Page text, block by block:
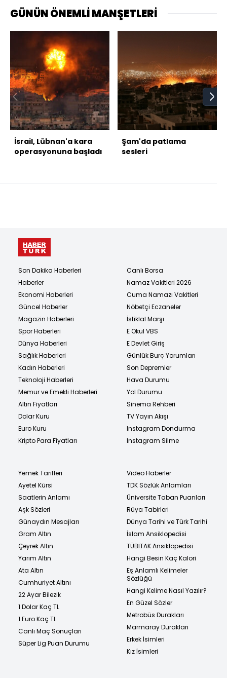
GÜNÜN ÖNEMLİ MANŞETLERİ
İsrail, Lübnan'a kara
operasyonuna başladı
Şam'da patlama
sesleri
Son Dakika Haberleri
Haberler
Ekonomi Haberleri
Güncel Haberler
Magazin Haberleri
Spor Haberleri
Dünya Haberleri
Sağlık Haberleri
Kadın Haberleri
Teknoloji Haberleri
Memur ve Emekli Haberleri
Altın Fiyatları
Dolar Kuru
Euro Kuru
Kripto Para Fiyatları
Canlı Borsa
Namaz Vakitleri 2026
Cuma Namazı Vakitleri
Nöbetçi Eczaneler
İstiklal Marşı
E Okul VBS
E Devlet Giriş
Günlük Burç Yorumları
Son Depremler
Hava Durumu
Yol Durumu
Sinema Rehberi
TV Yayın Akışı
Instagram Dondurma
Instagram Silme
Yemek Tarifleri
Ayetel Kürsi
Saatlerin Anlamı
Aşk Sözleri
Günaydın Mesajları
Gram Altın
Çeyrek Altın
Yarım Altın
Ata Altın
Cumhuriyet Altını
22 Ayar Bilezik
1 Dolar Kaç TL
1 Euro Kaç TL
Canlı Maç Sonuçları
Süper Lig Puan Durumu
Video Haberler
TDK Sözlük Anlamları
Üniversite Taban Puanları
Rüya Tabirleri
Dünya Tarihi ve Türk Tarihi
İslam Ansiklopedisi
TÜBİTAK Ansiklopedisi
Hangi Besin Kaç Kalori
Eş Anlamlı Kelimeler
Sözlüğü
Hangi Kelime Nasıl Yazılır?
En Güzel Sözler
Metrobüs Durakları
Marmaray Durakları
Erkek İsimleri
Kız İsimleri